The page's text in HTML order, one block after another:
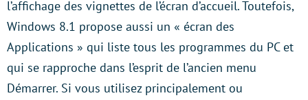
l’affichage des vignettes de l’écran d’accueil. Toutefois,
Windows 8.1 propose aussi un « écran des
Applications » qui liste tous les programmes du PC et
qui se rapproche dans l’esprit de l’ancien menu
Démarrer. Si vous utilisez principalement ou